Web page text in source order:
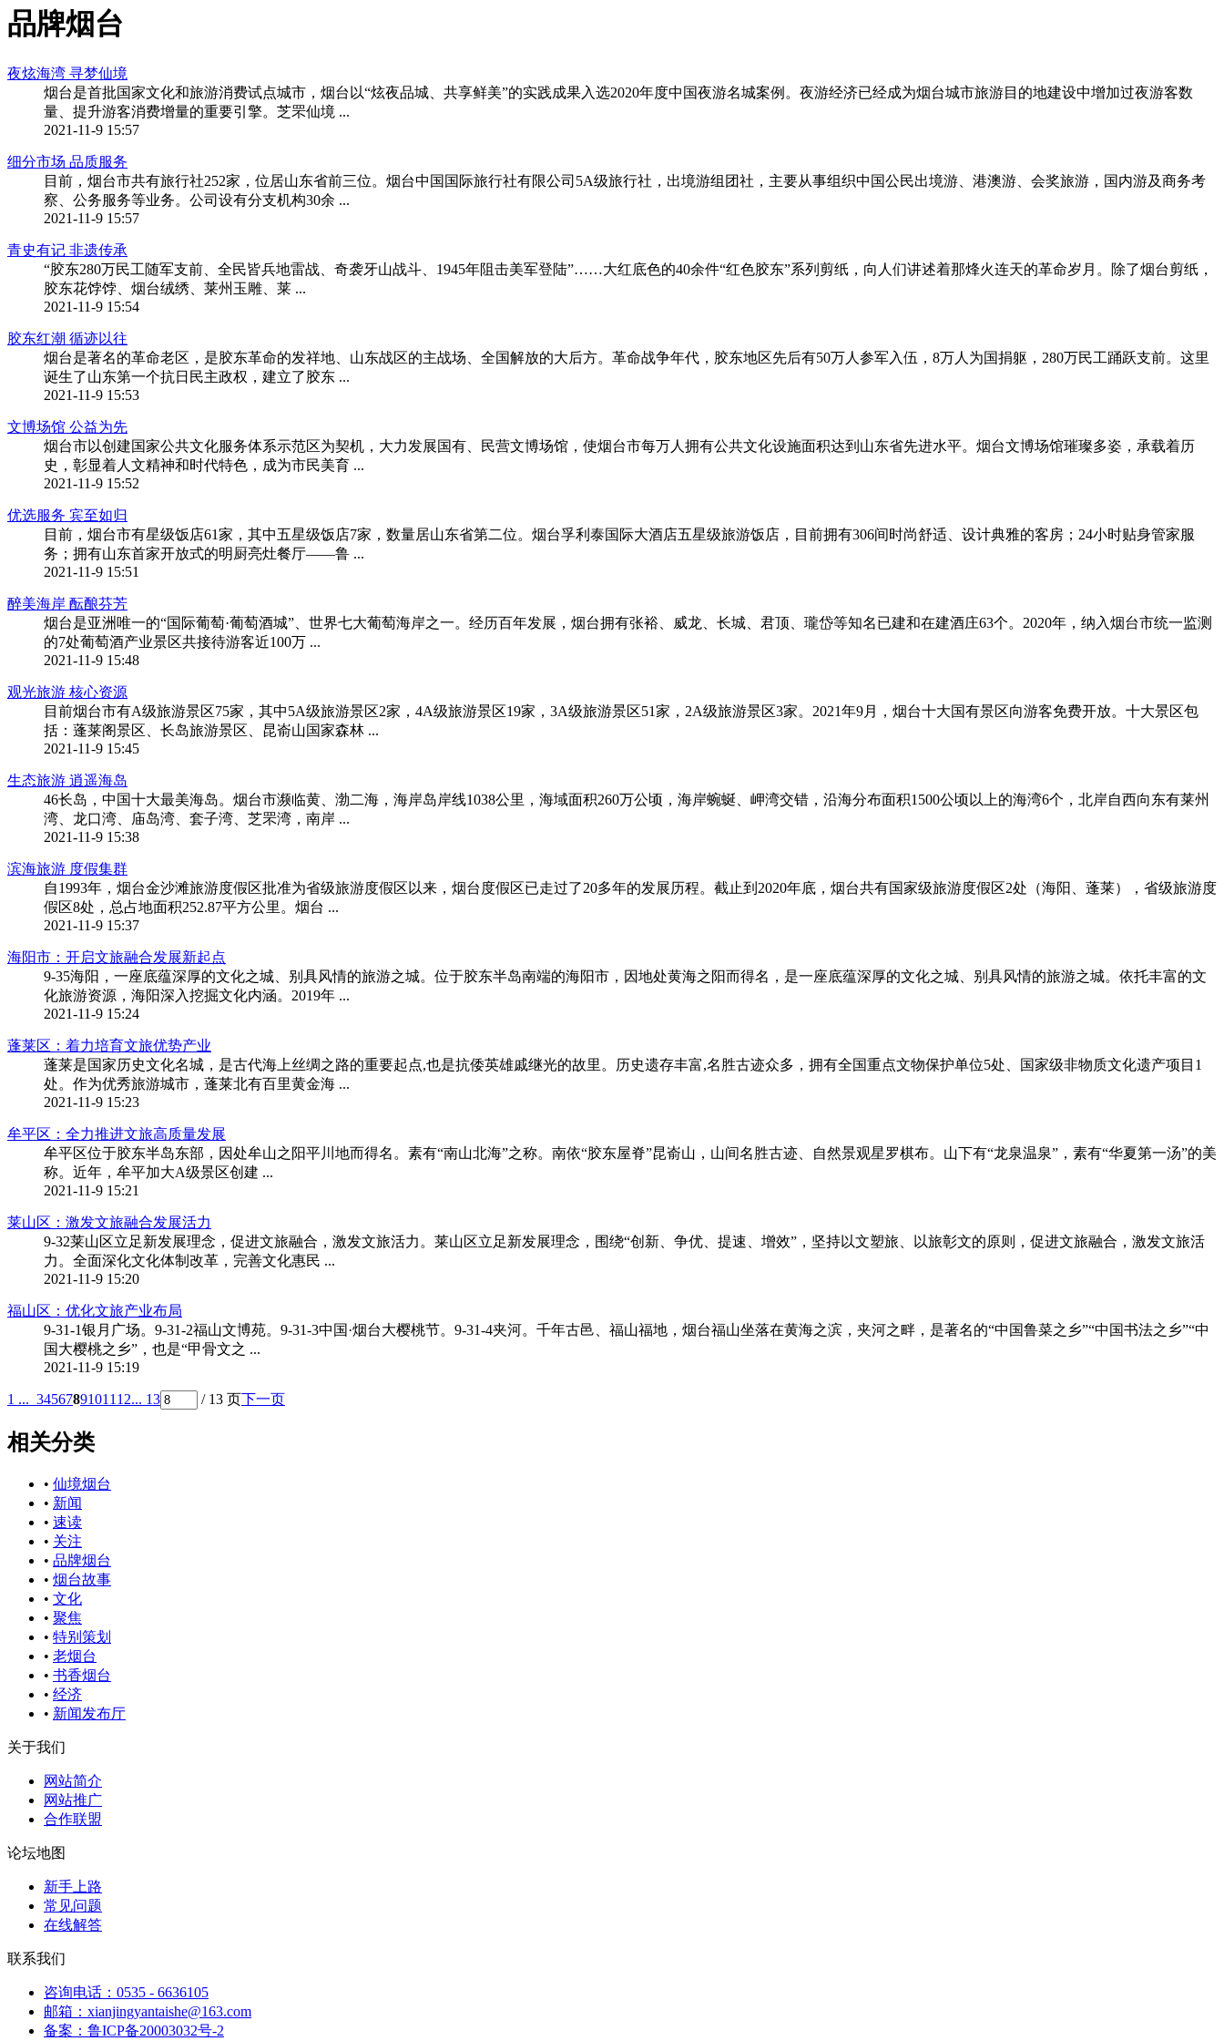
品牌烟台
夜炫海湾 寻梦仙境
烟台是首批国家文化和旅游消费试点城市，烟台以“炫夜品城、共享鲜美”的实践成果入选2020年度中国夜游名城案例。夜游经济已经成为烟台城市旅游目的地建设中增加过夜游客数
量、提升游客消费增量的重要引擎。芝罘仙境 ...
2021-11-9 15:57
细分市场 品质服务
目前，烟台市共有旅行社252家，位居山东省前三位。烟台中国国际旅行社有限公司5A级旅行社，出境游组团社，主要从事组织中国公民出境游、港澳游、会奖旅游，国内游及商务考
察、公务服务等业务。公司设有分支机构30余 ...
2021-11-9 15:57
青史有记 非遗传承
“胶东280万民工随军支前、全民皆兵地雷战、奇袭牙山战斗、1945年阻击美军登陆”……大红底色的40余件“红色胶东”系列剪纸，向人们讲述着那烽火连天的革命岁月。除了烟台剪纸，
胶东花饽饽、烟台绒绣、莱州玉雕、莱 ...
2021-11-9 15:54
胶东红潮 循迹以往
烟台是著名的革命老区，是胶东革命的发祥地、山东战区的主战场、全国解放的大后方。革命战争年代，胶东地区先后有50万人参军入伍，8万人为国捐躯，280万民工踊跃支前。这里
诞生了山东第一个抗日民主政权，建立了胶东 ...
2021-11-9 15:53
文博场馆 公益为先
烟台市以创建国家公共文化服务体系示范区为契机，大力发展国有、民营文博场馆，使烟台市每万人拥有公共文化设施面积达到山东省先进水平。烟台文博场馆璀璨多姿，承载着历
史，彰显着人文精神和时代特色，成为市民美育 ...
2021-11-9 15:52
优选服务 宾至如归
目前，烟台市有星级饭店61家，其中五星级饭店7家，数量居山东省第二位。烟台孚利泰国际大酒店五星级旅游饭店，目前拥有306间时尚舒适、设计典雅的客房；24小时贴身管家服
务；拥有山东首家开放式的明厨亮灶餐厅——鲁 ...
2021-11-9 15:51
醉美海岸 酝酿芬芳
烟台是亚洲唯一的“国际葡萄·葡萄酒城”、世界七大葡萄海岸之一。经历百年发展，烟台拥有张裕、威龙、长城、君顶、瓏岱等知名已建和在建酒庄63个。2020年，纳入烟台市统一监测
的7处葡萄酒产业景区共接待游客近100万 ...
2021-11-9 15:48
观光旅游 核心资源
目前烟台市有A级旅游景区75家，其中5A级旅游景区2家，4A级旅游景区19家，3A级旅游景区51家，2A级旅游景区3家。2021年9月，烟台十大国有景区向游客免费开放。十大景区包
括：蓬莱阁景区、长岛旅游景区、昆嵛山国家森林 ...
2021-11-9 15:45
生态旅游 逍遥海岛
46长岛，中国十大最美海岛。烟台市濒临黄、渤二海，海岸岛岸线1038公里，海域面积260万公顷，海岸蜿蜒、岬湾交错，沿海分布面积1500公顷以上的海湾6个，北岸自西向东有莱州
湾、龙口湾、庙岛湾、套子湾、芝罘湾，南岸 ...
2021-11-9 15:38
滨海旅游 度假集群
自1993年，烟台金沙滩旅游度假区批准为省级旅游度假区以来，烟台度假区已走过了20多年的发展历程。截止到2020年底，烟台共有国家级旅游度假区2处（海阳、蓬莱），省级旅游度
假区8处，总占地面积252.87平方公里。烟台 ...
2021-11-9 15:37
海阳市：开启文旅融合发展新起点
9-35海阳，一座底蕴深厚的文化之城、别具风情的旅游之城。位于胶东半岛南端的海阳市，因地处黄海之阳而得名，是一座底蕴深厚的文化之城、别具风情的旅游之城。依托丰富的文
化旅游资源，海阳深入挖掘文化内涵。2019年 ...
2021-11-9 15:24
蓬莱区：着力培育文旅优势产业
蓬莱是国家历史文化名城，是古代海上丝绸之路的重要起点,也是抗倭英雄戚继光的故里。历史遗存丰富,名胜古迹众多，拥有全国重点文物保护单位5处、国家级非物质文化遗产项目1
处。作为优秀旅游城市，蓬莱北有百里黄金海 ...
2021-11-9 15:23
牟平区：全力推进文旅高质量发展
牟平区位于胶东半岛东部，因处牟山之阳平川地而得名。素有“南山北海”之称。南依“胶东屋脊”昆嵛山，山间名胜古迹、自然景观星罗棋布。山下有“龙泉温泉”，素有“华夏第一汤”的美
称。近年，牟平加大A级景区创建 ...
2021-11-9 15:21
莱山区：激发文旅融合发展活力
9-32莱山区立足新发展理念，促进文旅融合，激发文旅活力。莱山区立足新发展理念，围绕“创新、争优、提速、增效”，坚持以文塑旅、以旅彰文的原则，促进文旅融合，激发文旅活
力。全面深化文化体制改革，完善文化惠民 ...
2021-11-9 15:20
福山区：优化文旅产业布局
9-31-1银月广场。9-31-2福山文博苑。9-31-3中国·烟台大樱桃节。9-31-4夹河。千年古邑、福山福地，烟台福山坐落在黄海之滨，夹河之畔，是著名的“中国鲁菜之乡”“中国书法之乡”“中
国大樱桃之乡”，也是“甲骨文之 ...
2021-11-9 15:19
1 ... 34567891011 12... 13 / 13 页下一页
相关分类
• 仙境烟台
• 新闻
• 速读
• 关注
• 品牌烟台
• 烟台故事
• 文化
• 聚焦
• 特别策划
• 老烟台
• 书香烟台
• 经济
• 新闻发布厅
关于我们
网站简介
网站推广
合作联盟
论坛地图
新手上路
常见问题
在线解答
联系我们
咨询电话：0535 - 6636105
邮箱：xianjingyantaishe@163.com
备案：鲁ICP备20003032号-2